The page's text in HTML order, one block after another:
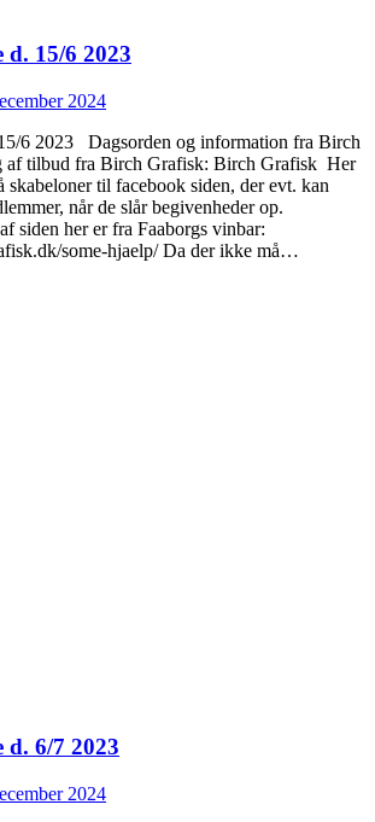
d. 15/6 2023
2024
6 2023 Dagsorden og information fra Birch
af tilbud fra Birch Grafisk: Birch Grafisk Her
skabeloner til facebook siden, der evt. kan
når de slår begivenheder op.
siden her er fra Faaborgs vinbar:
some-hjaelp/ Da der ikke må…
d. 6/7 2023
2024